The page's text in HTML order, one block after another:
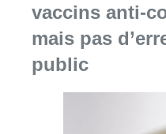
vaccins anti-
mais pas
public